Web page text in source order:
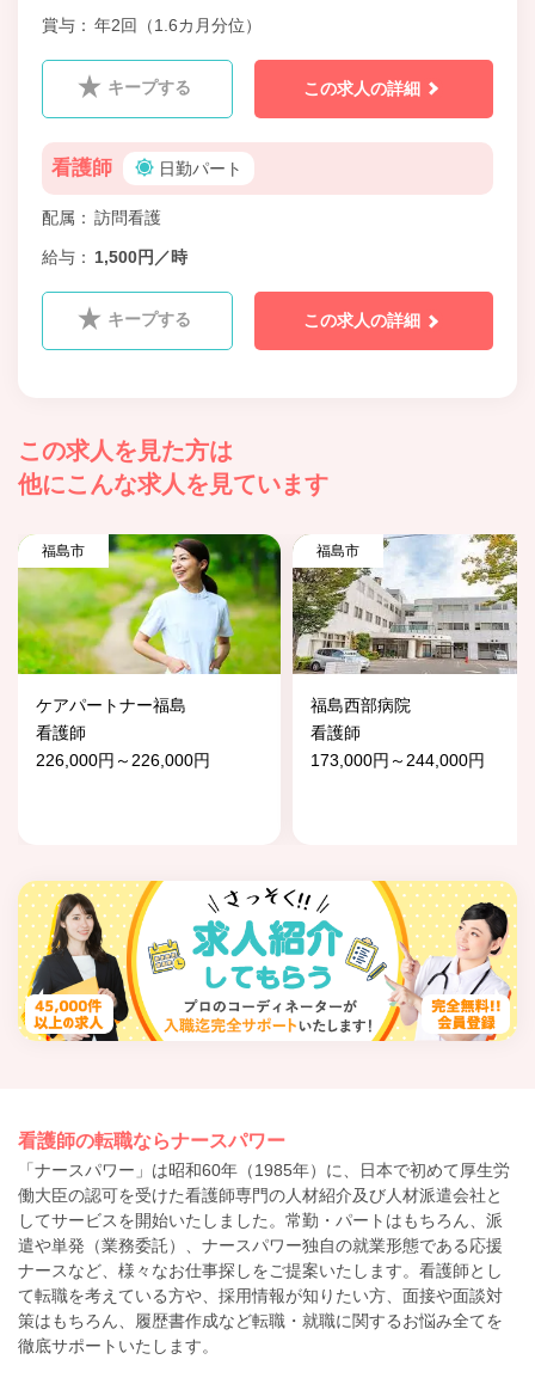
賞与 年2回（1.6カ月分位）
キープする この求人の詳細
看護師 日勤パート
配属 訪問看護
給与 1,500円／時
キープする この求人の詳細
この求人を見た方は
他にこんな求人を見ています
福島市
ケアパートナー福島
看護師
226,000円～226,000円
福島市
福島西部病院
看護師
173,000円～244,000円
看護師の転職ならナースパワー
「ナースパワー」は昭和60年（1985年）に、日本で初めて厚生労
働大臣の認可を受けた看護師専門の人材紹介及び人材派遣会社と
してサービスを開始いたしました。常勤・パートはもちろん、派
遣や単発（業務委託）、ナースパワー独自の就業形態である応援
ナースなど、様々なお仕事探しをご提案いたします。看護師とし
て転職を考えている方や、採用情報が知りたい方、面接や面談対
策はもちろん、履歴書作成など転職・就職に関するお悩み全てを
徹底サポートいたします。